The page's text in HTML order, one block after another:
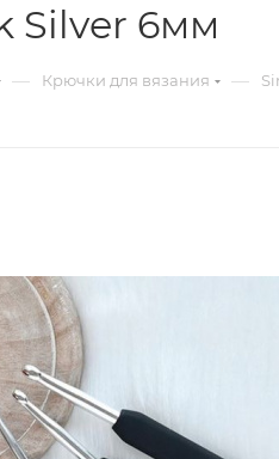
Silver 6мм
— Крючки для вязания —